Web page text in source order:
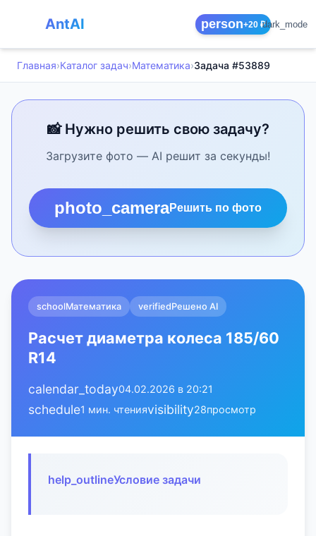
AntAI person+20 ₽dark_mode
Главная›Каталог задач›Математика›Задача #53889
📸 Нужно решить свою задачу?
Загрузите фото — AI решит за секунды!
photo_cameraРешить по фото
schoolМатематика verifiedРешено AI
Расчет диаметра колеса 185/60
R14
calendar_today04.02.2026 в 20:21
schedule1 мин. чтенияvisibility28просмотр
help_outlineУсловие задачи